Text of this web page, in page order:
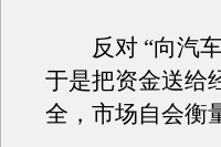
反对 “向汽车
于是把资金送给
全，市场自会衡